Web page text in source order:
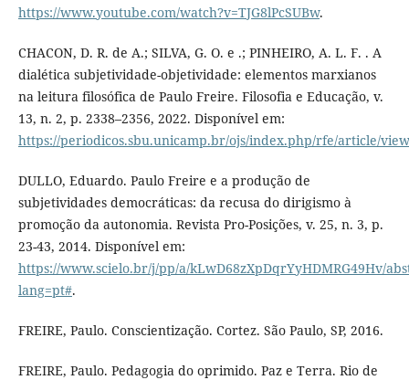
https://www.youtube.com/watch?v=TJG8lPcSUBw.
CHACON, D. R. de A.; SILVA, G. O. e .; PINHEIRO, A. L. F. . A
dialética subjetividade-objetividade: elementos marxianos
na leitura filosófica de Paulo Freire. Filosofia e Educação, v.
13, n. 2, p. 2338–2356, 2022. Disponível em:
https://periodicos.sbu.unicamp.br/ojs/index.php/rfe/article/
DULLO, Eduardo. Paulo Freire e a produção de
subjetividades democráticas: da recusa do dirigismo à
promoção da autonomia. Revista Pro-Posições, v. 25, n. 3, p.
23-43, 2014. Disponível em:
https://www.scielo.br/j/pp/a/kLwD68zXpDqrYyHDMRG49Hv/
lang=pt#.
FREIRE, Paulo. Conscientização. Cortez. São Paulo, SP, 2016.
FREIRE, Paulo. Pedagogia do oprimido. Paz e Terra. Rio de